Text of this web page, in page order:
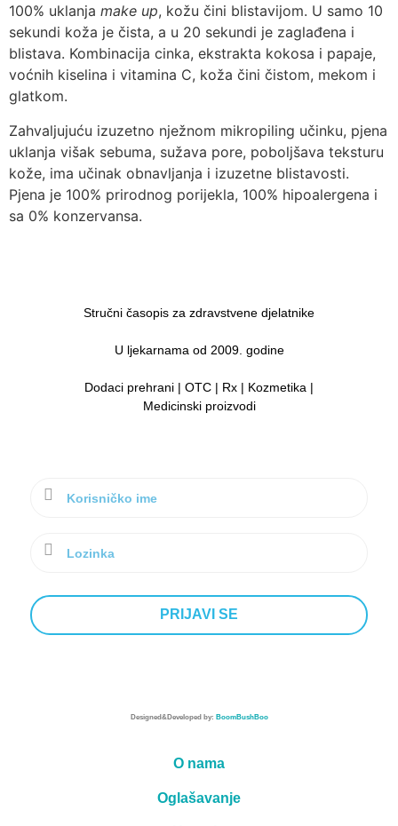
100% uklanja make up, kožu čini blistavijom. U samo 10
sekundi koža je čista, a u 20 sekundi je zaglađena i
blistava. Kombinacija cinka, ekstrakta kokosa i papaje,
voćnih kiselina i vitamina C, koža čini čistom, mekom i
glatkom.
Zahvaljujuću izuzetno nježnom mikropiling učinku, pjena
uklanja višak sebuma, sužava pore, poboljšava teksturu
kože, ima učinak obnavljanja i izuzetne blistavosti.
Pjena je 100% prirodnog porijekla, 100% hipoalergena i
sa 0% konzervansa.
Stručni časopis za zdravstvene djelatnike
U ljekarnama od 2009. godine
Dodaci prehrani | OTC | Rx | Kozmetika |
Medicinski proizvodi
Designed&Developed by: BoomBushBoo
O nama
Oglašavanje